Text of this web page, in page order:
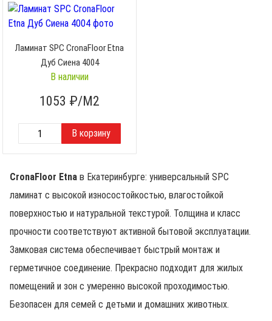
Ламинат SPC CronaFloor Etna
Дуб Сиена 4004
В наличии
1053 ₽/М2
CronaFloor Etna в Екатеринбурге: универсальный SPC
ламинат с высокой износостойкостью, влагостойкой
поверхностью и натуральной текстурой. Толщина и класс
прочности соответствуют активной бытовой эксплуатации.
Замковая система обеспечивает быстрый монтаж и
герметичное соединение. Прекрасно подходит для жилых
помещений и зон с умеренно высокой проходимостью.
Безопасен для семей с детьми и домашних животных.